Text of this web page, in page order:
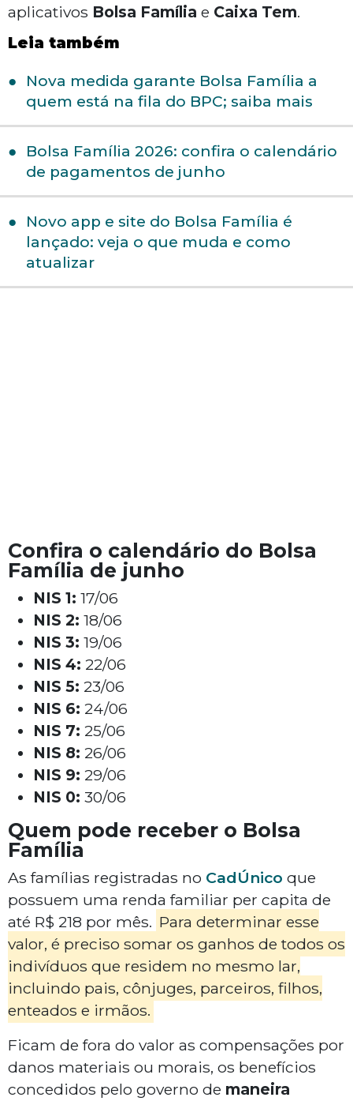
aplicativos Bolsa Família e Caixa Tem.
Leia também
Nova medida garante Bolsa Família a
quem está na fila do BPC; saiba mais
Bolsa Família 2026: confira o calendário
de pagamentos de junho
Novo app e site do Bolsa Família é
lançado: veja o que muda e como
atualizar
Confira o calendário do Bolsa
Família de junho
NIS 1: 17/06
NIS 2: 18/06
NIS 3: 19/06
NIS 4: 22/06
NIS 5: 23/06
NIS 6: 24/06
NIS 7: 25/06
NIS 8: 26/06
NIS 9: 29/06
NIS 0: 30/06
Quem pode receber o Bolsa
Família
As famílias registradas no CadÚnico que
possuem uma renda familiar per capita de
até R$ 218 por mês. Para determinar esse
valor, é preciso somar os ganhos de todos os
indivíduos que residem no mesmo lar,
incluindo pais, cônjuges, parceiros, filhos,
enteados e irmãos.
Ficam de fora do valor as compensações por
danos materiais ou morais, os benefícios
concedidos pelo governo de maneira